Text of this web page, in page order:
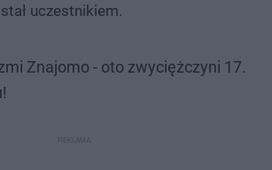
uczestnikiem.
Znajomo - oto zwyciężczyni 17.